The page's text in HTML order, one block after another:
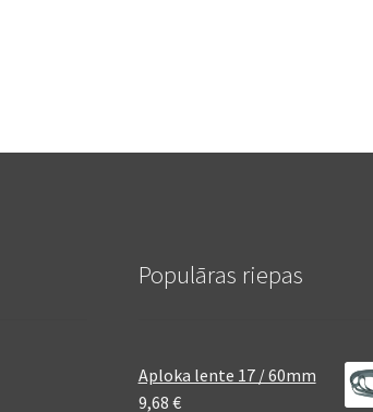
Populāras riepas
Aploka lente 17 / 60mm
9,68 €